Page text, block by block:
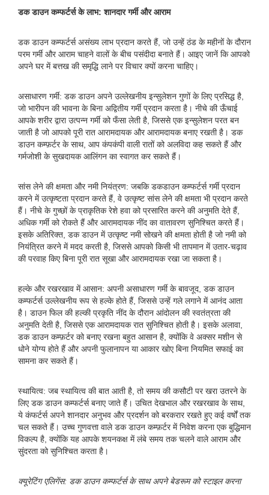
डक डाउन कम्फर्टर्स के लाभ: शानदार गर्मी और आराम
डक डाउन कम्फर्टर्स असंख्य लाभ प्रदान करते हैं, जो उन्हें ठंड के महीनों के दौरान
परम गर्मी और आराम चाहने वालों के बीच पसंदीदा बनाते हैं। आइए जानें कि आपको
अपने घर में बत्तख की समृद्धि लाने पर विचार क्यों करना चाहिए।
असाधारण गर्मी: डक डाउन अपने उल्लेखनीय इन्सुलेशन गुणों के लिए प्रसिद्ध है,
जो भारीपन की भावना के बिना अद्वितीय गर्मी प्रदान करता है। नीचे की ऊँचाई
आपके शरीर द्वारा उत्पन्न गर्मी को फँसा लेती है, जिससे एक इन्सुलेशन परत बन
जाती है जो आपको पूरी रात आरामदायक और आरामदायक बनाए रखती है। डक
डाउन कम्फ़र्टर के साथ, आप कंपकंपी वाली रातों को अलविदा कह सकते हैं और
गर्मजोशी के सुखदायक आलिंगन का स्वागत कर सकते हैं।
सांस लेने की क्षमता और नमी नियंत्रण: जबकि डकडाउन कम्फर्टर्स गर्मी प्रदान
करने में उत्कृष्टता प्रदान करते हैं, वे उत्कृष्ट सांस लेने की क्षमता भी प्रदान करते
हैं। नीचे के गुच्छों के प्राकृतिक रेशे हवा को प्रसारित करने की अनुमति देते हैं,
अधिक गर्मी को रोकते हैं और आरामदायक नींद का वातावरण सुनिश्चित करते हैं।
इसके अतिरिक्त, डक डाउन में उत्कृष्ट नमी सोखने की क्षमता होती है जो नमी को
नियंत्रित करने में मदद करती है, जिससे आपको किसी भी तापमान में उतार-चढ़ाव
की परवाह किए बिना पूरी रात सूखा और आरामदायक रखा जा सकता है।
हल्के और रखरखाव में आसान: अपनी असाधारण गर्मी के बावजूद, डक डाउन
कम्फर्टर्स उल्लेखनीय रूप से हल्के होते हैं, जिससे उन्हें गले लगाने में आनंद आता
है। डाउन फिल की हल्की प्रकृति नींद के दौरान आंदोलन की स्वतंत्रता की
अनुमति देती है, जिससे एक आरामदायक रात सुनिश्चित होती है। इसके अलावा,
डक डाउन कम्फ़र्टर को बनाए रखना बहुत आसान है, क्योंकि वे अक्सर मशीन से
धोने योग्य होते हैं और अपनी फुलानापन या आकार खोए बिना नियमित सफाई का
सामना कर सकते हैं।
स्थायित्व: जब स्थायित्व की बात आती है, तो समय की कसौटी पर खरा उतरने के
लिए डक डाउन कम्फर्टर्स बनाए जाते हैं। उचित देखभाल और रखरखाव के साथ,
ये कंफर्टर्स अपने शानदार अनुभव और प्रदर्शन को बरकरार रखते हुए कई वर्षों तक
चल सकते हैं। उच्च गुणवत्ता वाले डक डाउन कम्फ़र्टर में निवेश करना एक बुद्धिमान
विकल्प है, क्योंकि यह आपके शयनकक्ष में लंबे समय तक चलने वाले आराम और
सुंदरता को सुनिश्चित करता है।
क्यूरेटिंग एलिगेंस: डक डाउन कम्फर्टर्स के साथ अपने बेडरूम को स्टाइल करना